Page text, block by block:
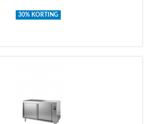
30% KORTING